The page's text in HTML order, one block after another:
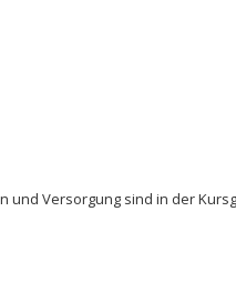
und Versorgung sind in der